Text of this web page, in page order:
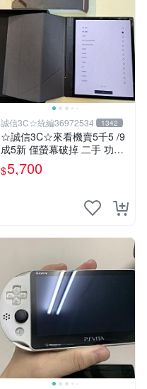
誠信3C☆統編36972534 1342
☆誠信3C☆來看機賣5千5 /9
成5新 僅螢幕破掉 二手 功能
正常 閱讀器 電子書 文石 BO
OX Note Air 3C 也可用各式
$5,700